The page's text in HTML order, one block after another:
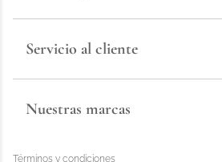
Servicio al cliente
Nuestras marcas
Términos y condiciones